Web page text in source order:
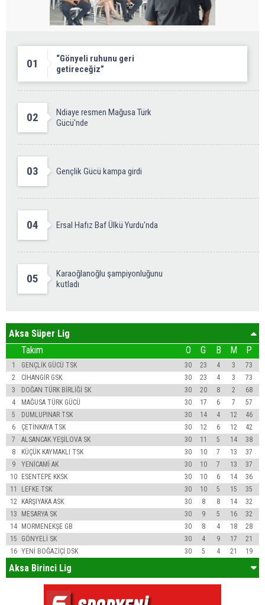
01
“Gönyeli ruhunu geri
getireceğiz”
02
Ndiaye resmen Mağusa Türk
Gücü'nde
03 Gençlik Gücü kampa girdi
04 Ersal Hafız Baf Ülkü Yurdu'nda
05
Karaoğlanoğlu şampiyonluğunu
kutladı
Aksa Süper Lig
Takım
O G B M P
1 GENÇLİK GÜCÜ TSK 30 23 4 3
73
2
CİHANGİR GSK 30 23 4 3
73
3
DOĞAN TÜRK BİRLİĞİ SK 30 20 8 2
68
4
MAĞUSA TÜRK GÜCÜ 30 17 6 7
57
5
DUMLUPINAR TSK 30 14 4 12
46
6
ÇETİNKAYA TSK 30 12 6 12
42
7
ALSANCAK YEŞİLOVA SK 30 11 5 14
38
8
KÜÇÜK KAYMAKLI TSK 30 10 7 13
37
9
YENİCAMİ AK 30 10 7 13
37
10 ESENTEPE KKSK 30 10 6 14
36
11
LEFKE TSK 30 10 5 15
35
12
KARŞIYAKA ASK 30 8 8 14
32
13
MESARYA SK 30 9 5 16
32
14 MORMENEKŞE GB 30 8 4 18
28
15
GÖNYELİ SK 30 4 9 17
21
16 YENİ BOĞAZİÇİ DSK 30 5 4 21 19
Aksa Birinci Lig